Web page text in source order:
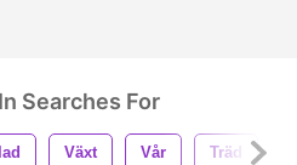
Searches For
Växt Vår Träd